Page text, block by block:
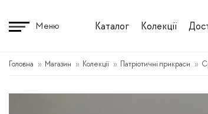
до
вмісту
Меню Каталог Колекції
Головна Магазин Колекції Патріотичні прикраси